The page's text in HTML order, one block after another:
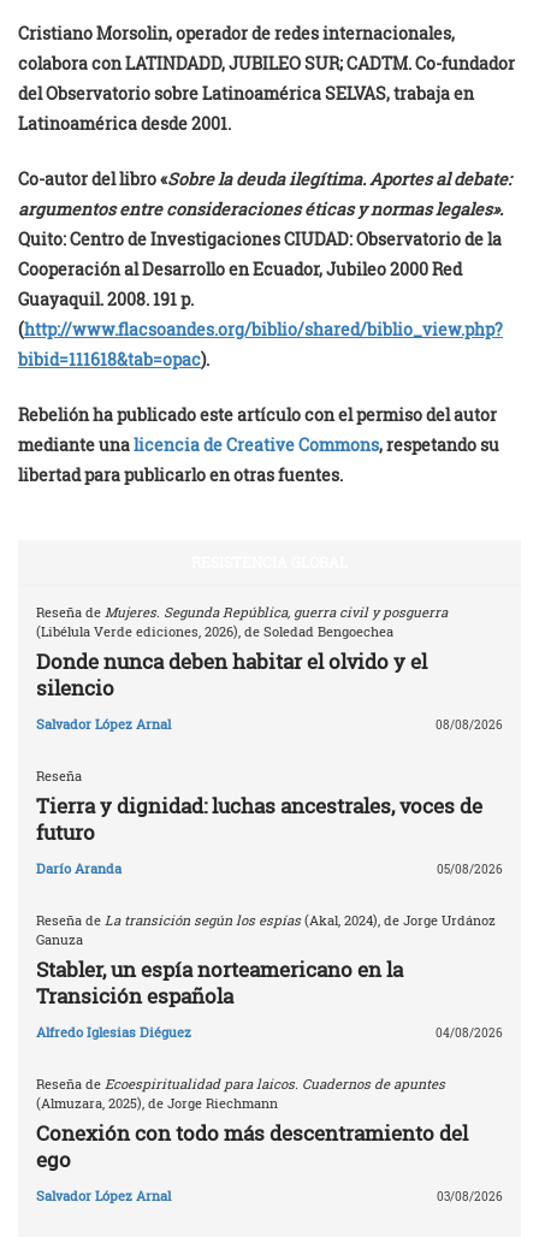
Cristiano Morsolin, operador de redes internacionales,
colabora con LATINDADD, JUBILEO SUR; CADTM. Co-fundador
del Observatorio sobre Latinoamérica SELVAS, trabaja en
Latinoamérica desde 2001.
Co-autor del libro «Sobre la deuda ilegítima. Aportes al debate:
argumentos entre consideraciones éticas y normas legales».
Quito: Centro de Investigaciones CIUDAD: Observatorio de la
Cooperación al Desarrollo en Ecuador, Jubileo 2000 Red
Guayaquil. 2008. 191 p.
(http://www.flacsoandes.org/biblio/shared/biblio_view.php?
bibid=111618&tab=opac).
Rebelión ha publicado este artículo con el permiso del autor
mediante unalicencia de Creative Commons, respetando su
libertad para publicarlo en otras fuentes.
Reseña de Mujeres. Segunda República, guerra civil y posguerra
(Libélula Verde ediciones, 2026), de Soledad Bengoechea
Donde nunca deben habitar el olvido y el
silencio
Salvador López Arnal 08/08/2026
Reseña
Tierra y dignidad: luchas ancestrales, voces de
futuro
Darío Aranda 05/08/2026
Reseña de La transición según los espías (Akal, 2024), de Jorge Urdánoz
Ganuza
Stabler, un espía norteamericano en la
Transición española
Alfredo Iglesias Diéguez 04/08/2026
Reseña de Ecoespiritualidad para laicos. Cuadernos de apuntes
(Almuzara, 2025), de Jorge Riechmann
Conexión con todo más descentramiento del
ego
Salvador López Arnal 03/08/2026